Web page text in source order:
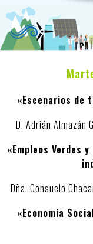
«Escenarios de
D. Adrián Almazán
«Empleos Verdes
Dña. Consuelo
«Economía